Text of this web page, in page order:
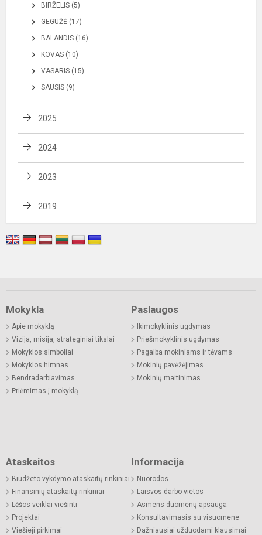
BIRŽELIS (5)
GEGUŽĖ (17)
BALANDIS (16)
KOVAS (10)
VASARIS (15)
SAUSIS (9)
2025
2024
2023
2019
Mokykla
Apie mokyklą
Vizija, misija, strateginiai tikslai
Mokyklos simboliai
Mokyklos himnas
Bendradarbiavimas
Priėmimas į mokyklą
Paslaugos
Ikimokyklinis ugdymas
Priešmokyklinis ugdymas
Pagalba mokiniams ir tėvams
Mokinių pavėžėjimas
Mokinių maitinimas
Ataskaitos
Biudžeto vykdymo ataskaitų rinkiniai
Finansinių ataskaitų rinkiniai
Lėšos veiklai viešinti
Projektai
Viešieji pirkimai
Informacija
Nuorodos
Laisvos darbo vietos
Asmens duomenų apsauga
Konsultavimasis su visuomene
Dažniausiai užduodami klausimai